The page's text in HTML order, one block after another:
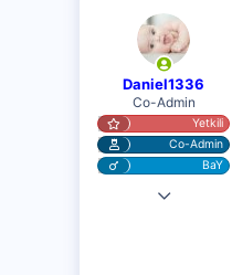
Daniel1336
Co-Admin
Yetkili
Co-Admin
BaY
4 Nis 2023